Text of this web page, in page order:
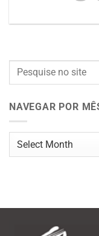
NAVEGAR POR
Navegar